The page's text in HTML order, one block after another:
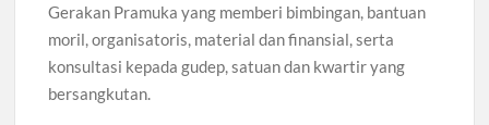
Gerakan Pramuka yang memberi bimbingan, bantuan
moril, organisatoris, material dan finansial, serta
konsultasi kepada gudep, satuan dan kwartir yang
bersangkutan.